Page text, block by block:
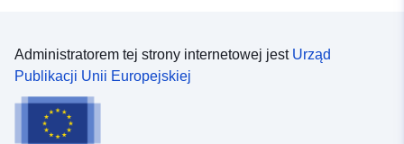
Administratorem tej strony internetowej jest Urząd
Publikacji Unii Europejskiej